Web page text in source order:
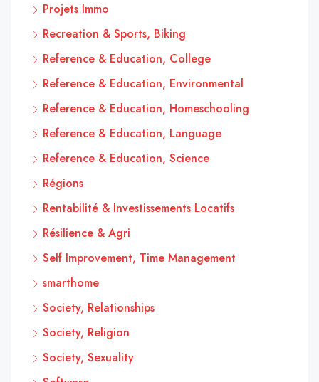
Projets Immo
Recreation & Sports, Biking
Reference & Education, College
Reference & Education, Environmental
Reference & Education, Homeschooling
Reference & Education, Language
Reference & Education, Science
Régions
Rentabilité & Investissements Locatifs
Résilience & Agri
Self Improvement, Time Management
smarthome
Society, Relationships
Society, Religion
Society, Sexuality